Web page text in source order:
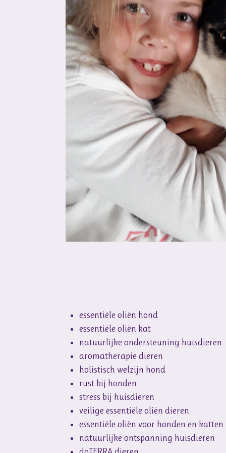
essentiële oliën hond
essentiële oliën kat
natuurlijke ondersteuning huisdieren
aromatherapie dieren
holistisch welzijn hond
rust bij honden
stress bij huisdieren
veilige essentiële oliën dieren
essentiële oliën voor honden en katten
natuurlijke ontspanning huisdieren